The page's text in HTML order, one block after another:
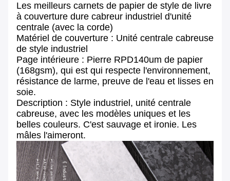
Les meilleurs carnets de papier de style de livre
à couverture dure cabreur industriel d'unité
centrale (avec la corde)
Matériel de couverture : Unité centrale cabreuse
de style industriel
Page intérieure : Pierre RPD140um de papier
(168gsm), qui est qui respecte l'environnement,
résistance de larme, preuve de l'eau et lisses en
soie.
Description : Style industriel, unité centrale
cabreuse, avec les modèles uniques et les
belles couleurs. C'est sauvage et ironie. Les
mâles l'aimeront.